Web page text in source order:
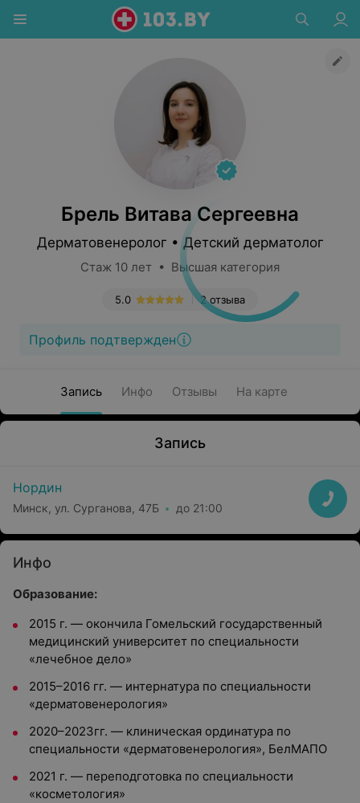
Брель Витава Сергеевна
Дерматовенеролог • Детский дерматолог
Стаж 10 лет • Высшая категория
2 отзыва
5.0
Профиль подтвержден
Запись Инфо Отзывы На карте
Запись
Нордин
Минск, ул. Сурганова, 47Б до 21:00
Инфо
Образование:
2015 г. — окончила Гомельский государственный
медицинский университет по специальности
«лечебное дело»
2015–2016 гг. — интернатура по специальности
«дерматовенерология»
2020–2023гг. — клиническая ординатура по
специальности «дерматовенерология», БелМАПО
2021 г. — переподготовка по специальности
«косметология»